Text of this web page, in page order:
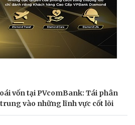
vốn tại PVcomBank: Tái phân
vào những lĩnh vực cốt lõi